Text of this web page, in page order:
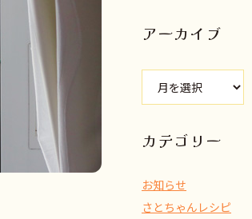
アーカイブ
ブ
カテゴリー
お知らせ
さとちゃんレシピ